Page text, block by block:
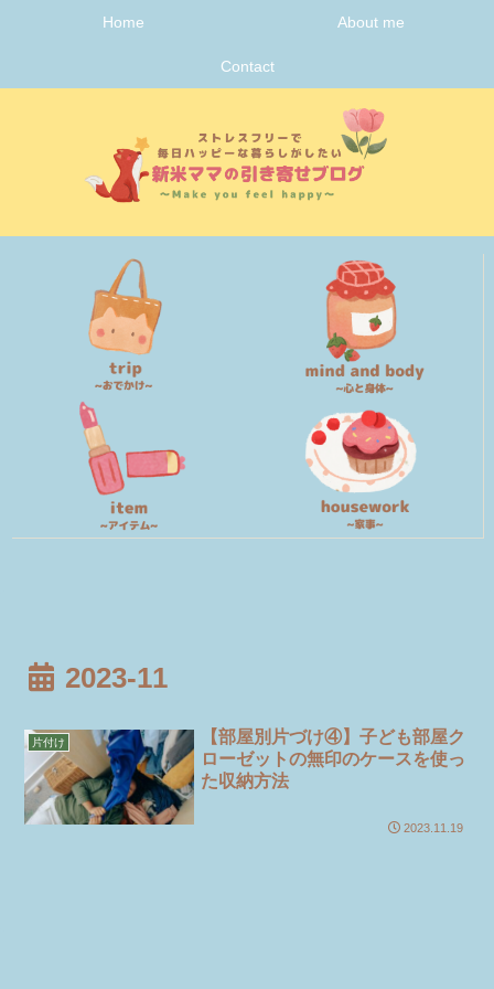
Home About me
Contact
2023-11
片付け
【部屋別片づけ④】子ども部屋ク
ローゼットの無印のケースを使っ
た収納方法
2023.11.19